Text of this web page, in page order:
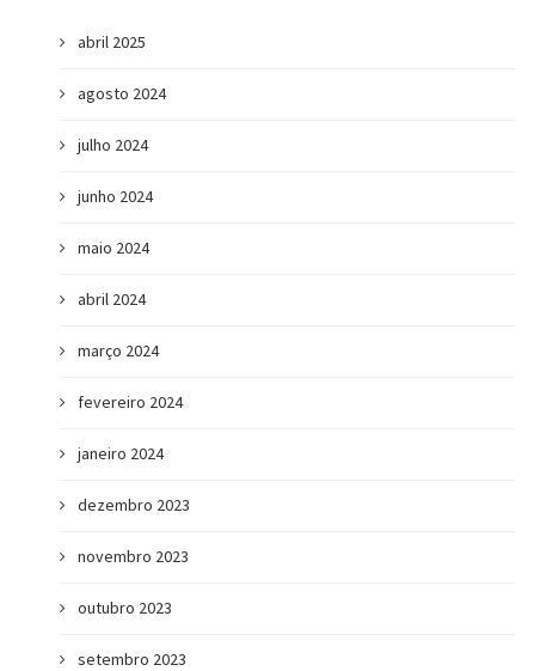
abril 2025
agosto 2024
julho 2024
junho 2024
maio 2024
abril 2024
março 2024
fevereiro 2024
janeiro 2024
dezembro 2023
novembro 2023
outubro 2023
setembro 2023